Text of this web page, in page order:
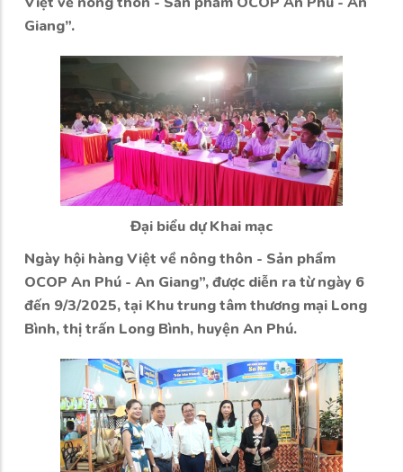
Giang”.
Đại biểu dự Khai mạc
Ngày hội hàng Việt về nông thôn - Sản phẩm
OCOP An Phú - An Giang”, được diễn ra từ ngày 6
đến 9/3/2025, tại Khu trung tâm thương mại Long
Bình, thị trấn Long Bình, huyện An Phú.